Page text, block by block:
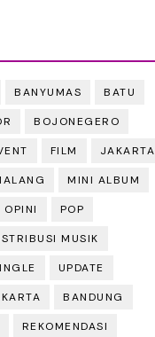
BANYUMAS BATU
BOJONEGERO
FILM JAKARTA
MINI ALBUM
OPINI POP
MUSIK
UPDATE
BANDUNG
REKOMENDASI